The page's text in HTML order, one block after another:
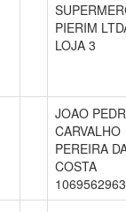
PIERIM
LOJA 3
JOAO
CARVALHO
PEREIRA
COSTA